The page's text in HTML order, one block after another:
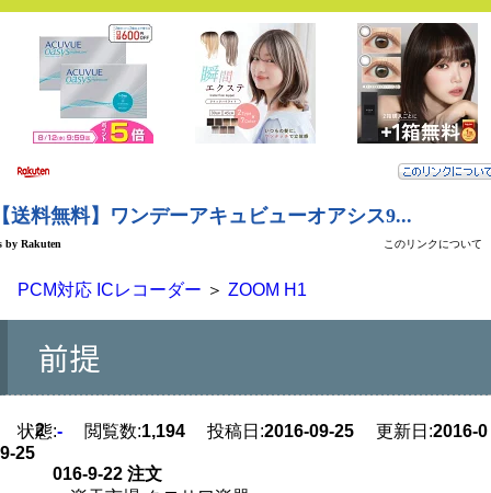
PCM対応 ICレコーダー ＞ ZOOM H1
前提
状態:- 閲覧数:1,194 投稿日:2016-09-25 更新日:2016-0
9-25
2
016-9-22 注文